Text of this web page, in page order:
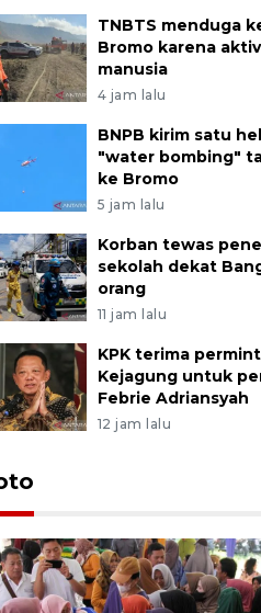
TNBTS menduga
Bromo karena
manusia
4 jam lalu
BNPB kirim satu
"water bombing"
ke Bromo
5 jam lalu
Korban tewas
sekolah dekat
orang
11 jam lalu
KPK terima
Kejagung untuk
Febrie Adriansyah
12 jam lalu